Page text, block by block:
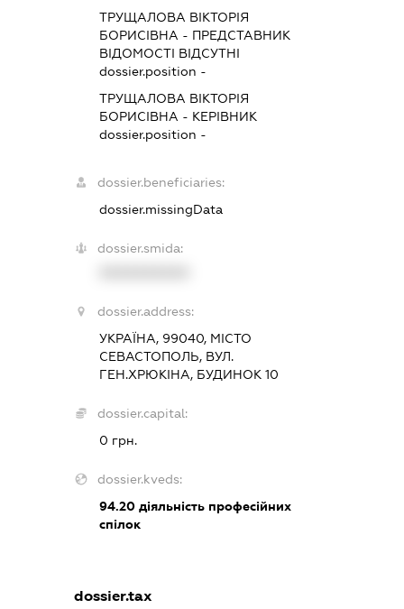
ТРУЩАЛОВА ВІКТОРІЯ
БОРИСІВНА - ПРЕДСТАВНИК
ВІДОМОСТІ ВІДСУТНІ
dossier.position -
ТРУЩАЛОВА ВІКТОРІЯ
БОРИСІВНА - КЕРІВНИК
dossier.position -
dossier.beneficiaries:
dossier.missingData
dossier.smida:
dossier.address:
УКРАЇНА, 99040, МІСТО
СЕВАСТОПОЛЬ, ВУЛ.
ГЕН.ХРЮКІНА, БУДИНОК 10
dossier.capital:
0 грн.
dossier.kveds:
94.20діяльність професійних
спілок
dossier.tax